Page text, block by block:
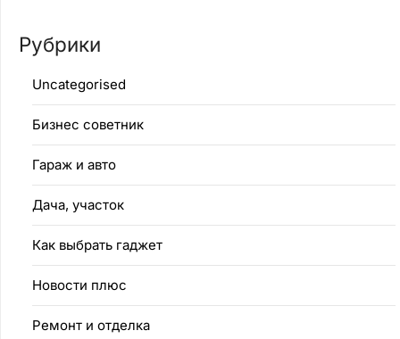
Рубрики
Uncategorised
Бизнес советник
Гараж и авто
Дача, участок
Как выбрать гаджет
Новости плюс
Ремонт и отделка